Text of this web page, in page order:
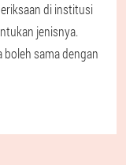
di institusi
jenisnya.
sama dengan